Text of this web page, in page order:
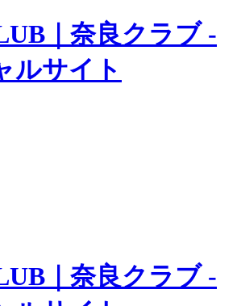
ュニティ
ン